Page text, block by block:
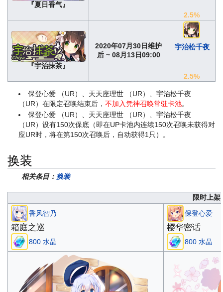
『夏日香气』
2.5%
『宇治抹茶』
2020年07月30日维护
后 ~ 08月13日09:00
宇治松千夜
2.5%
保登心爱 （UR）、天天座理世 （UR）、宇治松千夜
（UR）在限定召唤结束后，不加入凭神召唤常驻卡池。
保登心爱 （UR）、天天座理世 （UR）、宇治松千夜
（UR）设有150次保底（即在UP卡池内连续150次召唤未获得对
应UR时，将在第150次召唤后，自动获得1只）。
换装
相关条目： 换装
限时上
香风智乃
箱庭之巡
800 水晶
保登心爱
樱华密话
800 水晶